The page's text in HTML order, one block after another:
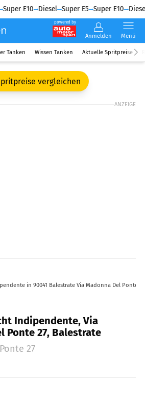
Super E10 Diesel Super E5 Super E10 Diesel
powered by
Anmelden Menü
Tanken Wissen Tanken Aktuelle Spritpreise
vergleichen
ANZEIGE
in 90041 Balestrate Via Madonna Del Ponte 27
Indipendente, Via
Ponte 27, Balestrate
27